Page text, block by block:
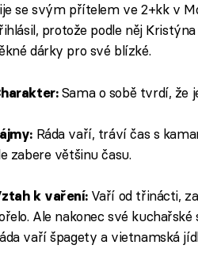
se svým přítelem ve 2+kk v
protože podle něj
dárky pro své blízké.
Sama o sobě tvrdí, že
Ráda vaří, tráví čas s
zabere většinu času.
k vaření: Vaří od třinácti,
Ale nakonec své
vaří špagety a vietnamská